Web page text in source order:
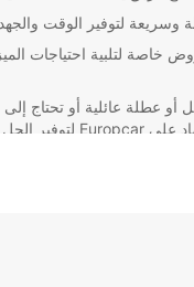
وسريعة لتوفير الوقت
خاصة لتلبية احتياجات
عطلة عائلية أو تحتاج
لنقل البضائع، يمكنك الاعتماد على Europcar لتوفير الحل